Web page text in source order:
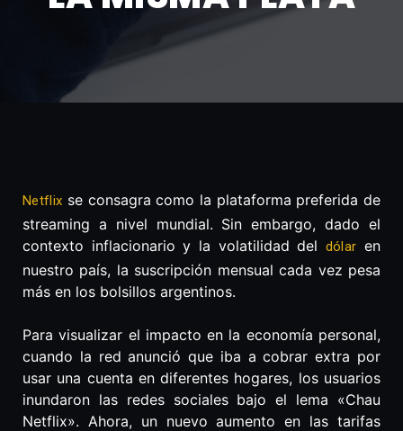
Netflix se consagra como la plataforma preferida de
streaming a nivel mundial. Sin embargo, dado el
contexto inflacionario y la volatilidad del dólar en
nuestro país, la suscripción mensual cada vez pesa
más en los bolsillos argentinos.
Para visualizar el impacto en la economía personal,
cuando la red anunció que iba a cobrar extra por
usar una cuenta en diferentes hogares, los usuarios
inundaron las redes sociales bajo el lema «Chau
Netflix». Ahora, un nuevo aumento en las tarifas